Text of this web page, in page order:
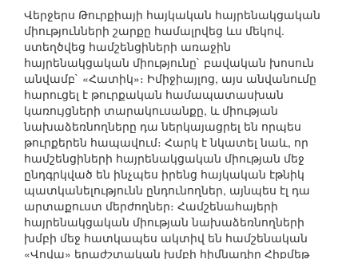
Վերջերս Թուրքիայի հայկական հայրենակցական
միությունների շարքը համալրվեց ևս մեկով.
ստեղծվեց համշենցիների առաջին
հայրենակցական միությունը` բավական խոսուն
անվամբ` «Հատիկ»։ Իմիջիայլոց, այս անվանումը
հարուցել է թուրքական համապատասխան
կառույցների տարակուսանքը, և միության
նախաձեռնողները դա ներկայացրել են որպես
թուրքերեն հապավում։ Հարկ է նկատել նաև, որ
համշենցիների հայրենակցական միության մեջ
ընդգրկված են ինչպես իրենց հայկական էթնիկ
պատկանելությունն ընդունողներ, այնպես էլ դա
արտաքուստ մերժողներ։ Համշենահայերի
հայրենակցական միության նախաձեռնողների
խմբի մեջ հատկապես ակտիվ են համշենական
«Վովա» երաժշտական խմբի հիմնադիր Հիքմեթ